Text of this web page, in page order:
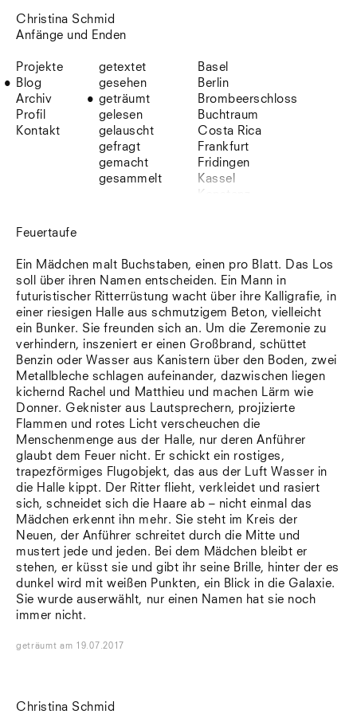
Christina Schmid
Anfänge und Enden
Projekte
Blog
Archiv
Profil
Kontakt
getextet
gesehen
geträumt
gelesen
gelauscht
gefragt
gemacht
gesammelt
Basel
Berlin
Brombeerschloss
Buchtraum
Costa Rica
Frankfurt
Fridingen
Kassel
Lio
Lissabon
NYC
Paris
Sonnenbühl
Straßburg
Stuttgart
Südtirol
Sylt
Vellexon
Venedig
Zürich
Offenes Buch
Feuertaufe
Ein Mädchen malt Buchstaben, einen pro Blatt. Das Los
soll über ihren Namen entscheiden. Ein Mann in
futuristischer Ritterrüstung wacht über ihre Kalligrafie, in
einer riesigen Halle aus schmutzigem Beton, vielleicht
ein Bunker. Sie freunden sich an. Um die Zeremonie zu
verhindern, inszeniert er einen Großbrand, schüttet
Benzin oder Wasser aus Kanistern über den Boden, zwei
Metallbleche schlagen aufeinander, dazwischen liegen
kichernd Rachel und Matthieu und machen Lärm wie
Donner. Geknister aus Lautsprechern, projizierte
Flammen und rotes Licht verscheuchen die
Menschenmenge aus der Halle, nur deren Anführer
glaubt dem Feuer nicht. Er schickt ein rostiges,
trapezförmiges Flugobjekt, das aus der Luft Wasser in
die Halle kippt. Der Ritter flieht, verkleidet und rasiert
sich, schneidet sich die Haare ab – nicht einmal das
Mädchen erkennt ihn mehr. Sie steht im Kreis der
Neuen, der Anführer schreitet durch die Mitte und
mustert jede und jeden. Bei dem Mädchen bleibt er
stehen, er küsst sie und gibt ihr seine Brille, hinter der es
dunkel wird mit weißen Punkten, ein Blick in die Galaxie.
Sie wurde auserwählt, nur einen Namen hat sie noch
immer nicht.
geträumt am 19.07.2017
Christina Schmid